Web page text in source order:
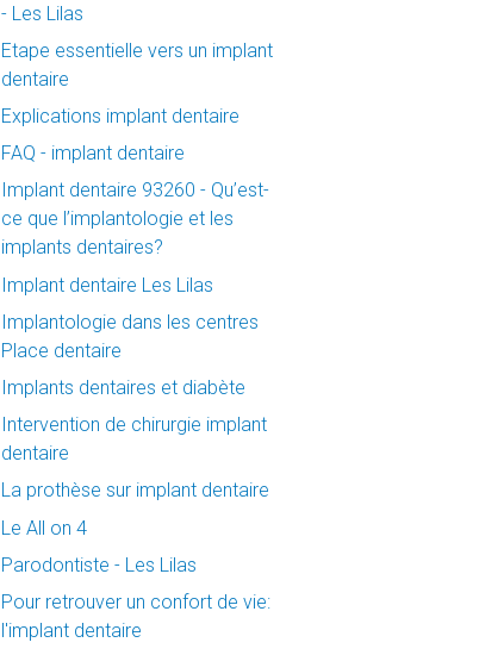
- Les Lilas
Etape essentielle vers un implant
dentaire
Explications implant dentaire
FAQ - implant dentaire
Implant dentaire 93260 - Qu’est-
ce que l’implantologie et les
implants dentaires?
Implant dentaire Les Lilas
Implantologie dans les centres
Place dentaire
Implants dentaires et diabète
Intervention de chirurgie implant
dentaire
La prothèse sur implant dentaire
Le All on 4
Parodontiste - Les Lilas
Pour retrouver un confort de vie:
l'implant dentaire